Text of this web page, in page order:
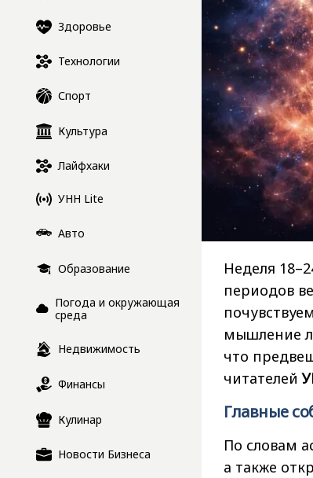
Здоровье
Технологии
Спорт
Культура
Лайфхаки
УНН Lite
Авто
Образование
Погода и окружающая
среда
Недвижимость
Финансы
Кулинар
Новости Бизнеса
Неделя
периодов
мышление
что
читателей
Главные
По словам
а также